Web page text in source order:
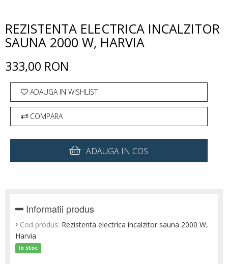
REZISTENTA ELECTRICA INCALZITOR
SAUNA 2000 W, HARVIA
333,00 RON
ADAUGA IN WISHLIST
COMPARA
ADAUGA IN COS
Informatii produs
Cod produs: Rezistenta electrica incalzitor sauna 2000 W,
Harvia
In stoc